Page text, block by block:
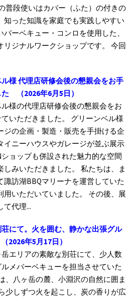
普段使いはカバー（ふた）の付きの
知った知識を家庭でも実践しやすい
ーベキュー・コンロを使用した、
ジナルワークショップです。 今回
様 代理店研修会後の懇親会をお手
た
（2026年6月5日）
様の代理店研修会後の懇親会をお
いただきました。 グリーンベル様
ジの企画・製造・販売を手掛ける企
イニーハウスやガレージが並ぶ展示
ョップも併設された魅力的な空間
しみいただきました。 私たちは、ま
訪湖BBQマリーナを運営していた
いただいていました。 その後、展
て代理...
にて。火を囲む、静かな出張グル
（2026年5月17日）
エリアの素敵な別荘にて、少人数
メバーベキューを担当させていた
、八ヶ岳の麓、小淵沢の自然に囲ま
少しずつ火を起こし、炭の香りが広